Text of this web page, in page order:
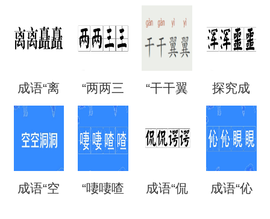
是什么
时刻
么意
思？出
里？
攘熙
熙”的用
法、典
故和出
么意
思？
成语“离
读？用
“两两三
语吗？
是什么
“干干翼
是什么
探究成
语“混混
含义与
成语“空 “啛啛喳 成语“侃 成语“伈